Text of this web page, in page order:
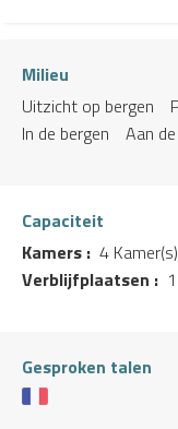
Milieu
Uitzicht op bergen
In de bergen
Aan
Capaciteit
Kamers : 4 Kamer(s)
Verblijfplaatsen :
Gesproken talen